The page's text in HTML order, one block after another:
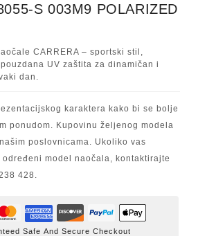
S 003M9 POLARIZED
CARRERA – sportski stil,
UV zaštita za dinamičan i
dan.
karaktera kako bi se bolje
ponudom. Kupovinu željenog modela
poslovnicama. Ukoliko vas
model naočala, kontaktirajte
428.
Safe And Secure Checkout